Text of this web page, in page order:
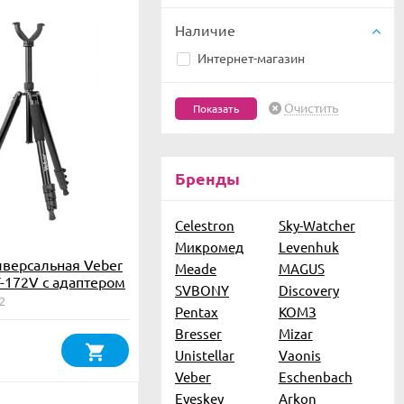
Наличие
Интернет-магазин
Очистить
Бренды
Celestron
Sky-Watcher
Микромед
Levenhuk
Meade
MAGUS
SVBONY
Discovery
Pentax
КОМЗ
Bresser
Mizar
Unistellar
Vaonis
Veber
Eschenbach
Eyeskey
Arkon
Veber
172V с адаптером